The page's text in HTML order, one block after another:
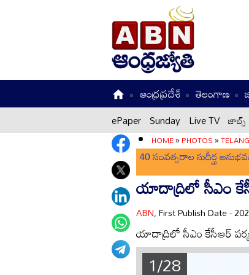
ఆంధ్రప్రదేశ్ తెలంగాణ
ePaper Sunday Live TV జాబ్స్
HOME»PHOTOS»
40 సంవత్సరాల సుదీర్ఘ
యాదాద్రిలో సీఎం
ABN, First Publish Date -
యాదాద్రిలో సీఎం కేసీఆర్
1/28